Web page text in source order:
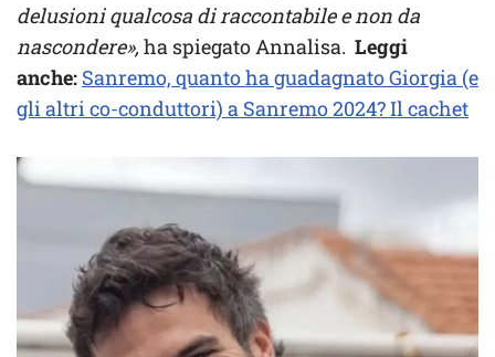
delusioni qualcosa di raccontabile e non da
nascondere»,ha spiegato Annalisa. Leggi
anche: Sanremo, quanto ha guadagnato Giorgia (e
gli altri co-conduttori) a Sanremo 2024? Il cachet